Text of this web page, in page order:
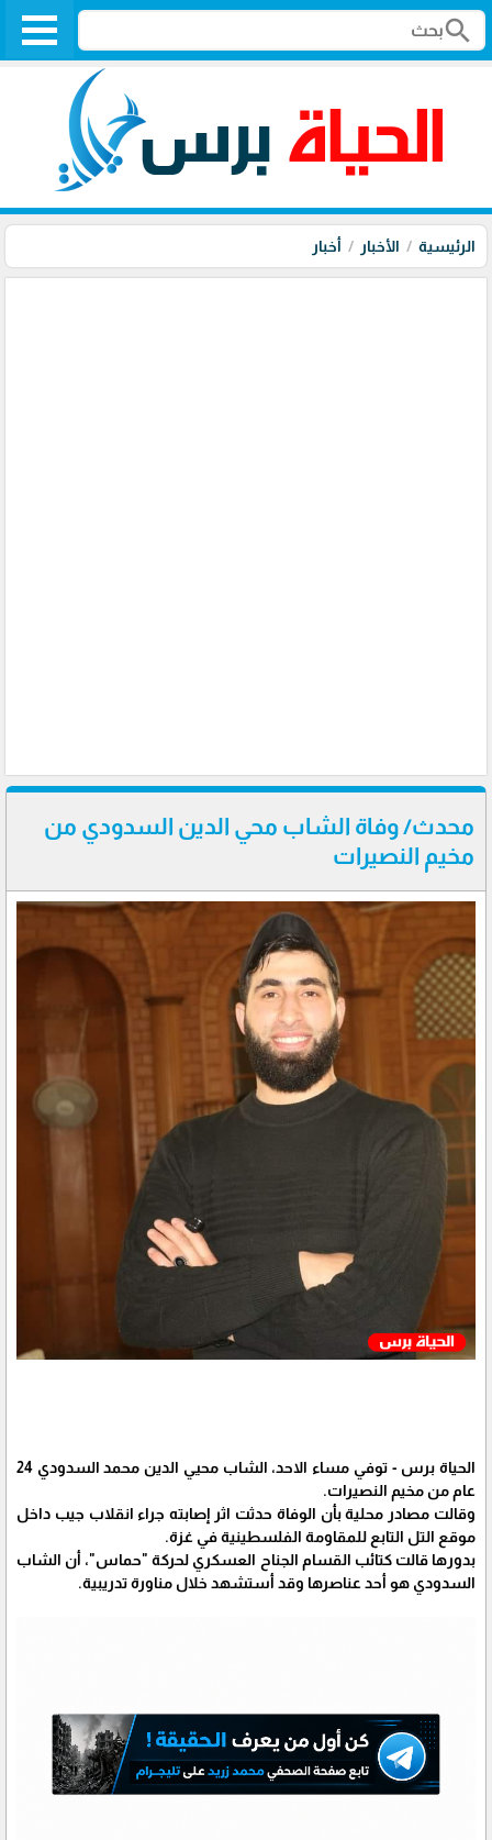
search
الرئيسية الأخبار أخبار
محدث/ وفاة الشاب محي الدين السدودي من
مخيم النصيرات
الحياة برس - توفي مساء الاحد، الشاب محيي الدين محمد السدودي 24
عام من مخيم النصيرات.
وقالت مصادر محلية بأن الوفاة حدثت اثر إصابته جراء انقلاب جيب داخل
موقع التل التابع للمقاومة الفلسطينية في غزة.
بدورها قالت كتائب القسام الجناح العسكري لحركة "حماس"، أن الشاب
السدودي هو أحد عناصرها وقد أستشهد خلال مناورة تدريبية.